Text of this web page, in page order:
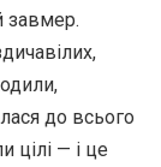
завмер.
до всього
цілі — і це